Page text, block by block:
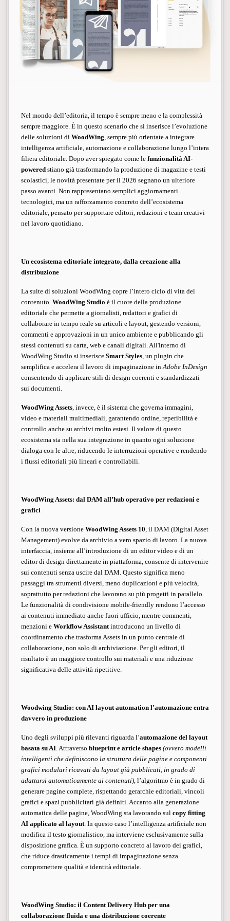
Nel mondo dell’editoria, il tempo è sempre meno e la complessità
sempre maggiore. È in questo scenario che si inserisce l’evoluzione
delle soluzioni di WoodWing, sempre più orientate a integrare
intelligenza artificiale, automazione e collaborazione lungo l’intera
filiera editoriale. Dopo aver spiegato come le funzionalità AI-
powered stiano già trasformando la produzione di magazine e testi
scolastici, le novità presentate per il 2026 segnano un ulteriore
passo avanti. Non rappresentano semplici aggiornamenti
tecnologici, ma un rafforzamento concreto dell’ecosistema
editoriale, pensato per supportare editori, redazioni e team creativi
nel lavoro quotidiano.
Un ecosistema editoriale integrato, dalla creazione alla
distribuzione
La suite di soluzioni WoodWing copre l’intero ciclo di vita del
contenuto. WoodWing Studio è il cuore della produzione
editoriale che permette a giornalisti, redattori e grafici di
collaborare in tempo reale su articoli e layout, gestendo versioni,
commenti e approvazioni in un unico ambiente e pubblicando gli
stessi contenuti su carta, web e canali digitali.All'interno di
WoodWing Studio si inserisce Smart Styles, un plugin che
semplifica e accelera il lavoro di impaginazione inAdobe InDesign
consentendo di applicare stili di design coerenti e standardizzati
sui documenti.
WoodWing Assets, invece, è il sistema che governa immagini,
video e materiali multimediali, garantendo ordine, reperibilità e
controllo anche su archivi molto estesi. Il valore di questo
ecosistema sta nella sua integrazione in quanto ogni soluzione
dialoga con le altre, riducendo le interruzioni operative e rendendo
i flussi editoriali più lineari e controllabili.
WoodWing Assets: dal DAM all’hub operativo per redazioni e
grafici
Con la nuova versione WoodWing Assets 10, il DAM (Digital Asset
Management) evolve da archivio a vero spazio di lavoro. La nuova
interfaccia, insieme all’introduzione di un editor video e di un
editor di design direttamente in piattaforma, consente di intervenire
sui contenuti senza uscire dal DAM. Questo significa meno
passaggi tra strumenti diversi, meno duplicazioni e più velocità,
soprattutto per redazioni che lavorano su più progetti in parallelo.
Le funzionalità di condivisione mobile-friendly rendono l’accesso
ai contenuti immediato anche fuori ufficio, mentre commenti,
menzioni e Workflow Assistantintroducono un livello di
coordinamento che trasforma Assets in un punto centrale di
collaborazione, non solo di archiviazione. Per gli editori, il
risultato è un maggiore controllo sui materiali e una riduzione
significativa delle attività ripetitive.
Woodwing Studio: con AI layout automation l’automazione entra
davvero in produzione
Uno degli sviluppi più rilevanti riguarda l’automazione del layout
basata su AI. Attraverso blueprint e article shapes (ovvero modelli
intelligenti che definiscono la struttura delle pagine e componenti
grafici modulari ricavati da layout già pubblicati, in grado di
adattarsi automaticamente ai contenuti), l’algoritmo è in grado di
generare pagine complete, rispettando gerarchie editoriali, vincoli
grafici e spazi pubblicitari già definiti. Accanto alla generazione
automatica delle pagine, WoodWing sta lavorando sul copy fitting
AI applicato al layout. In questo caso l’intelligenza artificiale non
modifica il testo giornalistico, ma interviene esclusivamente sulla
disposizione grafica. È un supporto concreto al lavoro dei grafici,
che riduce drasticamente i tempi di impaginazione senza
compromettere qualità e identità editoriale.
WoodWing Studio: il Content Delivery Hub per una
collaborazione fluida e una distribuzione coerente